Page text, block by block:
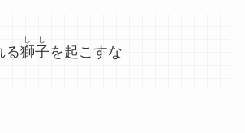
る獅子
しし
を起こすな